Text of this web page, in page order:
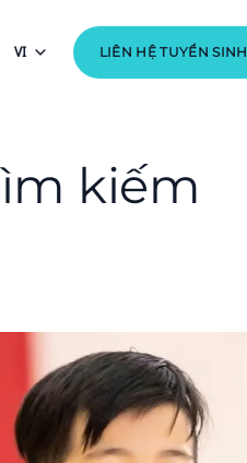
VI LIÊN HỆ TUYỂN SINH
kiếm